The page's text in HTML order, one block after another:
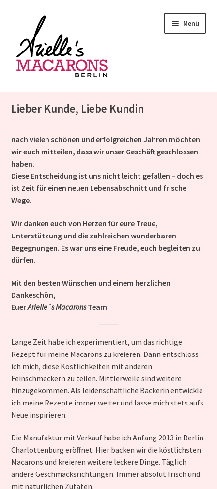
Navigation
springen
springen
Menü
Unser Piaggio
Bilder
Kontakt
Lieber Kunde, Liebe Kundin
nach vielen schönen und erfolgreichen Jahren möchten
wir euch mitteilen, dass wir unser Geschäft geschlossen
haben.
Diese Entscheidung ist uns nicht leicht gefallen – doch es
ist Zeit für einen neuen Lebensabschnitt und frische
Wege.
Wir danken euch von Herzen für eure Treue,
Unterstützung und die zahlreichen wunderbaren
Begegnungen. Es war uns eine Freude, euch begleiten zu
dürfen.
Mit den besten Wünschen und einem herzlichen
Dankeschön,
EuerArielle´s MacaronsTeam
Lange Zeit habe ich experimentiert, um das richtige
Rezept für meine Macarons zu kreieren. Dann entschloss
ich mich, diese Köstlichkeiten mit anderen
Feinschmeckern zu teilen. Mittlerweile sind weitere
hinzugekommen. Als leidenschaftliche Bäckerin entwickle
ich meine Rezepte immer weiter und lasse mich stets aufs
Neue inspirieren.
Die Manufaktur mit Verkauf habe ich Anfang 2013 in Berlin
Charlottenburg eröffnet. Hier backen wir die köstlichsten
Macarons und kreieren weitere leckere Dinge. Täglich
andere Geschmacksrichtungen. Immer absolut frisch und
mit natürlichen Zutaten.